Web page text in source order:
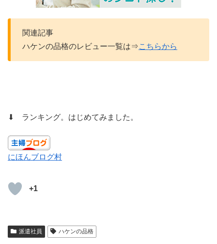
関連記事
ハケンの品格のレビュー一覧は⇒こちらから
⬇ ランキング。はじめてみました。
にほんブログ村
+1
派遣社員 ハケンの品格